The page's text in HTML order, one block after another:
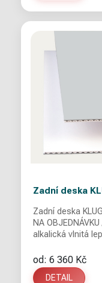
Zadní deska
Zadní deska KLUG Corrugated board E-flute /
NA OBJEDNÁVKU / je velmi oblíbená
alkalická
od: 6 360 Kč
DETAIL